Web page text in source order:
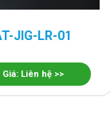
JIG-LR-01
Giá: Liên hệ >>